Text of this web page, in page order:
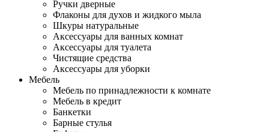
Ручки дверные
Флаконы для духов и жидкого мыла
Шкуры натуральные
Аксессуары для ванных комнат
Аксессуары для туалета
Чистящие средства
Аксессуары для уборки
Мебель
Мебель по принадлежности к комнате
Мебель в кредит
Банкетки
Барные стулья